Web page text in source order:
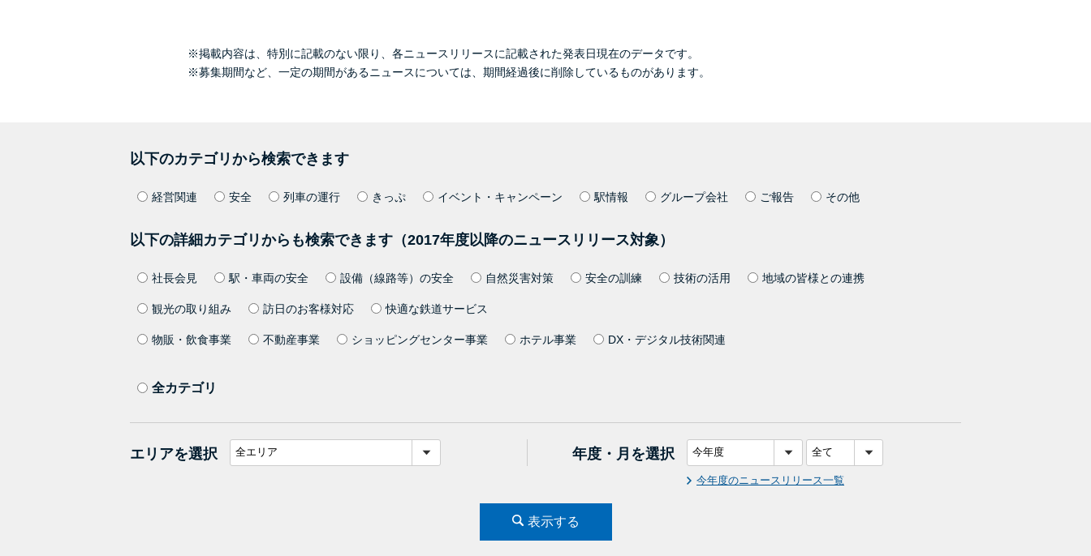
※掲載内容は、特別に記載のない限り、各ニュースリリースに記載された発表日現在のデータです。
※募集期間など、一定の期間があるニュースについては、期間経過後に削除しているものがあります。
以下のカテゴリから検索できます
経営関連 安全 列車の運行 きっぷ イベント・キャンペーン 駅情報 グループ会社 ご報告 その他
以下の詳細カテゴリからも検索できます（2017年度以降のニュースリリース対象）
社長会見 駅・車両の安全 設備（線路等）の安全 自然災害対策 安全の訓練 技術の活用 地域の皆様との連携
観光の取り組み 訪日のお客様対応 快適な鉄道サービス
物販・飲食事業 不動産事業 ショッピングセンター事業 ホテル事業 DX・デジタル技術関連
全カテゴリ
エリアを選択 年度・月を選択
今年度のニュースリリース一覧
表示する